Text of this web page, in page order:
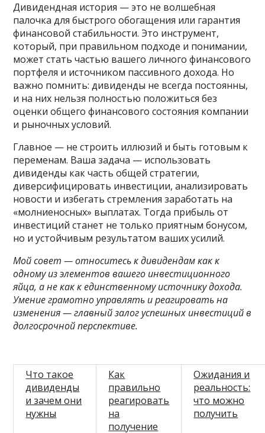
Дивидендная история — это не волшебная
палочка для быстрого обогащения или гарантия
финансовой стабильности. Это инструмент,
который, при правильном подходе и понимании,
может стать частью вашего личного финансового
портфеля и источником пассивного дохода. Но
важно помнить: дивиденды не всегда постоянны,
и на них нельзя полностью положиться без
оценки общего финансового состояния компании
и рыночных условий.
Главное — не строить иллюзий и быть готовым к
переменам. Ваша задача — использовать
дивиденды как часть общей стратегии,
диверсифицировать инвестиции, анализировать
новости и избегать стремления заработать на
«молниеносных» выплатах. Тогда прибыль от
инвестиций станет не только приятным бонусом,
но и устойчивым результатом ваших усилий.
Мой совет — относитесь к дивидендам как к
одному из элементов вашего инвестиционного
яйца, а не как к единственному источнику дохода.
Умение грамотно управлять и реагировать на
изменения — главный залог успешных инвестиций в
долгосрочной перспективе.
Что такое
дивиденды
и зачем они
нужны
Как
правильно
реагировать
на
получение
Ожидания и
реальность:
что можно
получить